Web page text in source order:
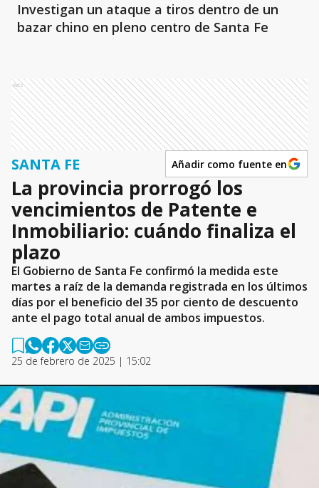
Investigan un ataque a tiros dentro de un
bazar chino en pleno centro de Santa Fe
Ads
SANTA FE Añadir como fuente en
La provincia prorrogó los
vencimientos de Patente e
Inmobiliario: cuándo finaliza el
plazo
El Gobierno de Santa Fe confirmó la medida este
martes a raíz de la demanda registrada en los últimos
días por el beneficio del 35 por ciento de descuento
ante el pago total anual de ambos impuestos.
25 de febrero de 2025 | 15:02